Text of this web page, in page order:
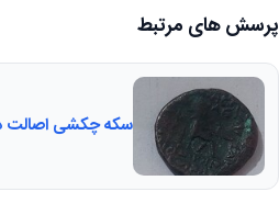
پرسش های مرتبط
سکه چکشی اصالت